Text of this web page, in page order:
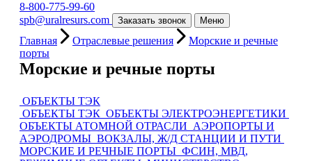
8-800-775-99-60
spb@uralresurs.com
Заказать звонок Меню
Главная Отраслевые решения
Морские и речные
порты
Морские и речные порты
ОБЪЕКТЫ ТЭК
ОБЪЕКТЫ ТЭК ОБЪЕКТЫ ЭЛЕКТРОЭНЕРГЕТИКИ
ОБЪЕКТЫ АТОМНОЙ ОТРАСЛИ АЭРОПОРТЫ И
АЭРОДРОМЫ ВОКЗАЛЫ, Ж/Д СТАНЦИИ И ПУТИ
МОРСКИЕ И РЕЧНЫЕ ПОРТЫ ФСИН, МВД,